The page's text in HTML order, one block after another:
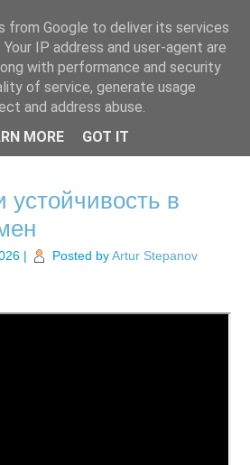
устойчивость в
| Posted byArtur Stepanov
from Google to deliver its services
IP address and user-agent are
with performance and security
of service, generate usage
and address abuse.
MORE
GOT IT